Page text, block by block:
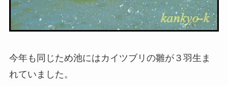
今年も同じため池にはカイツブリの雛が３羽生ま
れていました。